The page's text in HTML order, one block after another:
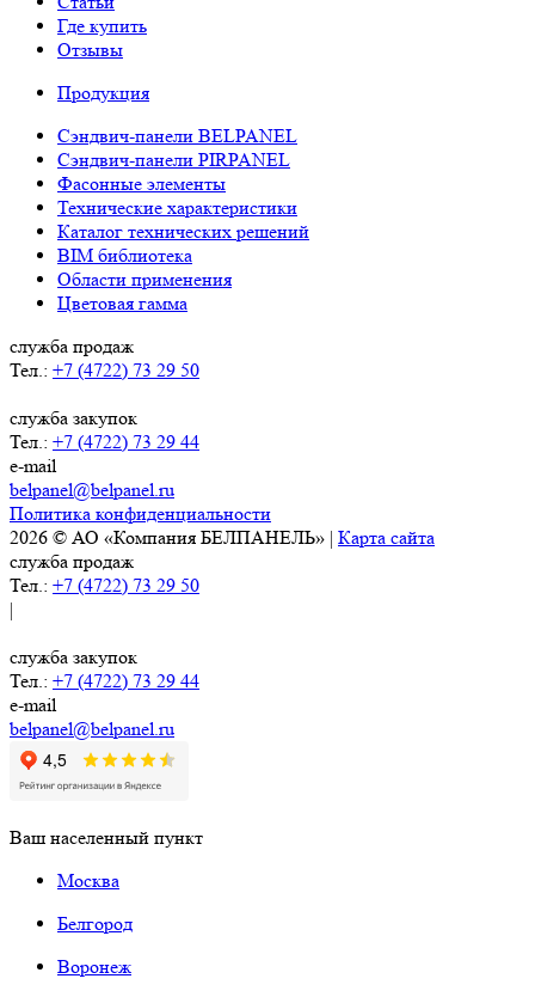
Где купить
Отзывы
Продукция
Сэндвич-панели BELPANEL
Сэндвич-панели PIRPANEL
Фасонные элементы
Технические характеристики
Каталог технических решений
BIM библиотека
Области применения
Цветовая гамма
служба продаж
Тел.: +7 (4722) 73 29 50
служба закупок
Тел.: +7 (4722) 73 29 44
e-mail
belpanel@belpanel.ru
Политика конфиденциальности
2026 © АО «Компания БЕЛПАНЕЛЬ» | Карта сайта
служба продаж
Тел.: +7 (4722) 73 29 50
|
служба закупок
Тел.: +7 (4722) 73 29 44
e-mail
belpanel@belpanel.ru
Ваш населенный пункт
Москва
Белгород
Воронеж